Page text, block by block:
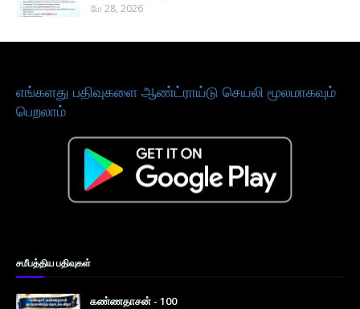
மே 28, 2026
எங்களது பதிவுகளை ஆண்ட்ராய்டு செயலி மூலமாகவும்
பெறலாம்
சமீபத்திய பதிவுகள்
கண்ணதாசன் - 100